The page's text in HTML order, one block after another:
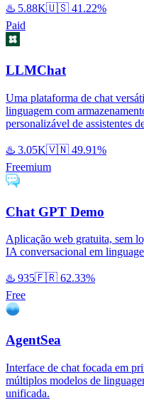
♨️ 5.88K🇺🇸 41.22%
Paid
LLMChat
Uma plataforma de chat
linguagem com
personalizável de assistentes
♨️ 3.05K🇻🇳 49.91%
Freemium
Chat GPT Demo
Aplicação web gratuita, sem
IA conversacional em
♨️ 935🇫🇷 62.33%
Free
AgentSea
Interface de chat focada em
múltiplos modelos de
unificada.